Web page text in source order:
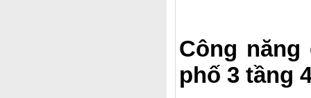
Công
phố 3 tầng